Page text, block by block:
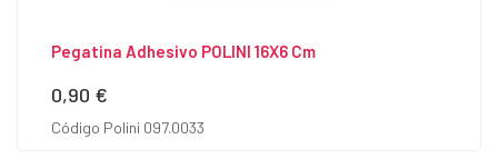
Pegatina Adhesivo POLINI 16X6 Cm
Precio
0,90 €
Código Polini 097.0033